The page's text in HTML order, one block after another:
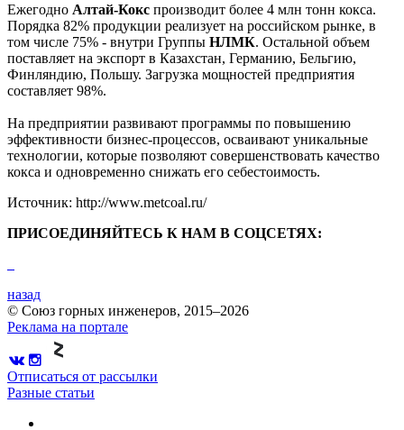
Ежегодно Алтай-Кокс производит более 4 млн тонн кокса.
Порядка 82% продукции реализует на российском рынке, в
том числе 75% - внутри Группы НЛМК. Остальной объем
поставляет на экспорт в Казахстан, Германию, Бельгию,
Финляндию, Польшу. Загрузка мощностей предприятия
составляет 98%.
На предприятии развивают программы по повышению
эффективности бизнес-процессов, осваивают уникальные
технологии, которые позволяют совершенствовать качество
кокса и одновременно снижать его себестоимость.
Источник: http://www.metcoal.ru/
ПРИСОЕДИНЯЙТЕСЬ К НАМ В СОЦСЕТЯХ:
назад
© Союз горных инженеров, 2015–2026
Реклама на портале
Отписаться от рассылки
Разные статьи